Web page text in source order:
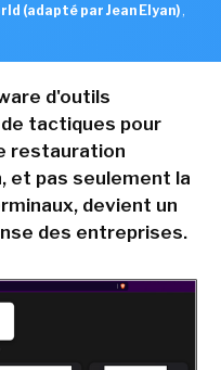
(adapté par Jean Elyan) ,
d'outils
tactiques pour
restauration
et pas seulement la
devient un
des entreprises.